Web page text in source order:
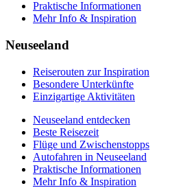
Praktische Informationen
Mehr Info & Inspiration
Neuseeland
Reiserouten zur Inspiration
Besondere Unterkünfte
Einzigartige Aktivitäten
Neuseeland entdecken
Beste Reisezeit
Flüge und Zwischenstopps
Autofahren in Neuseeland
Praktische Informationen
Mehr Info & Inspiration